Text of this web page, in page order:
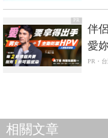
PR
伴
愛
PR・
相關文章